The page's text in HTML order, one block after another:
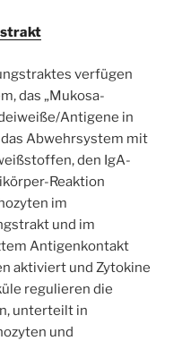
verfügen
das „Mukosa-
Antigene in
Abwehrsystem mit
den IgA-
Reaktion
im
und im
Antigenkontakt
aktiviert und Zytokine
regulieren die
unterteilt in
und